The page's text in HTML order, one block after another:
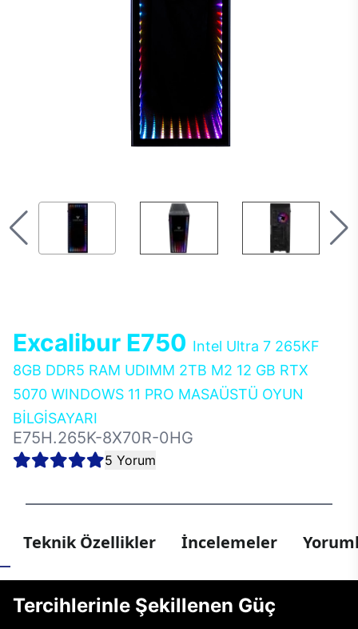
Excalibur E750 Intel Ultra 7 265KF
8GB DDR5 RAM UDIMM 2TB M2 12 GB RTX
5070 WINDOWS 11 PRO MASAÜSTÜ OYUN
BİLGİSAYARI
E75H.265K-8X70R-0HG
5 Yorum
Teknik Özellikler İncelemeler
Tercihlerinle Şekillenen Güç